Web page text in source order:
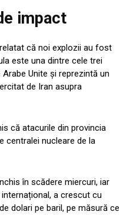
impact
că noi explozii au fost
este una dintre cele trei
Unite și reprezintă un
de Iran asupra
că atacurile din provincia
centralei nucleare de la
în scădere miercuri, iar
a crescut cu
dolari pe baril, pe măsură ce